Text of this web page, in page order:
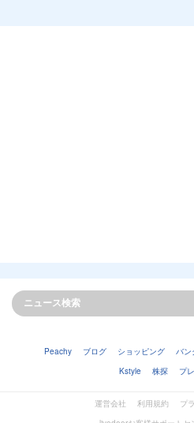
Peachy ブログ ショッピング バン
Kstyle
株探 プ
運営会社 利用規約
プ